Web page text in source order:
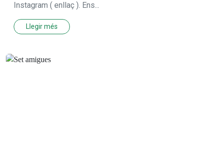
Instagram ( enllaç ). Ens...
Llegir més